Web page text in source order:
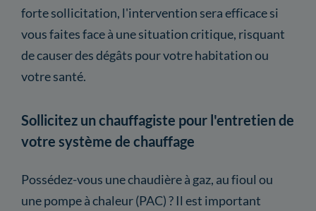
forte sollicitation, l'intervention sera efficace si
vous faites face à une situation critique, risquant
de causer des dégâts pour votre habitation ou
votre santé.
Sollicitez un chauffagiste pour l'entretien de
votre système de chauffage
Possédez-vous une chaudière à gaz, au fioul ou
une pompe à chaleur (PAC) ? Il est important